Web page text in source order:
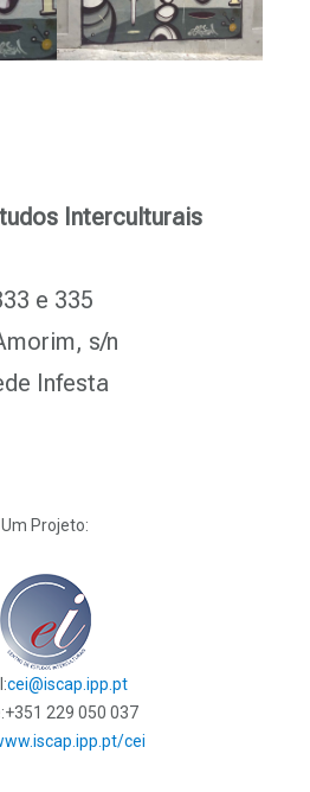
Interculturais
e 335
s/n
Infesta
Um Projeto:
cei@iscap.ipp.pt
+351 229 050 037
cei